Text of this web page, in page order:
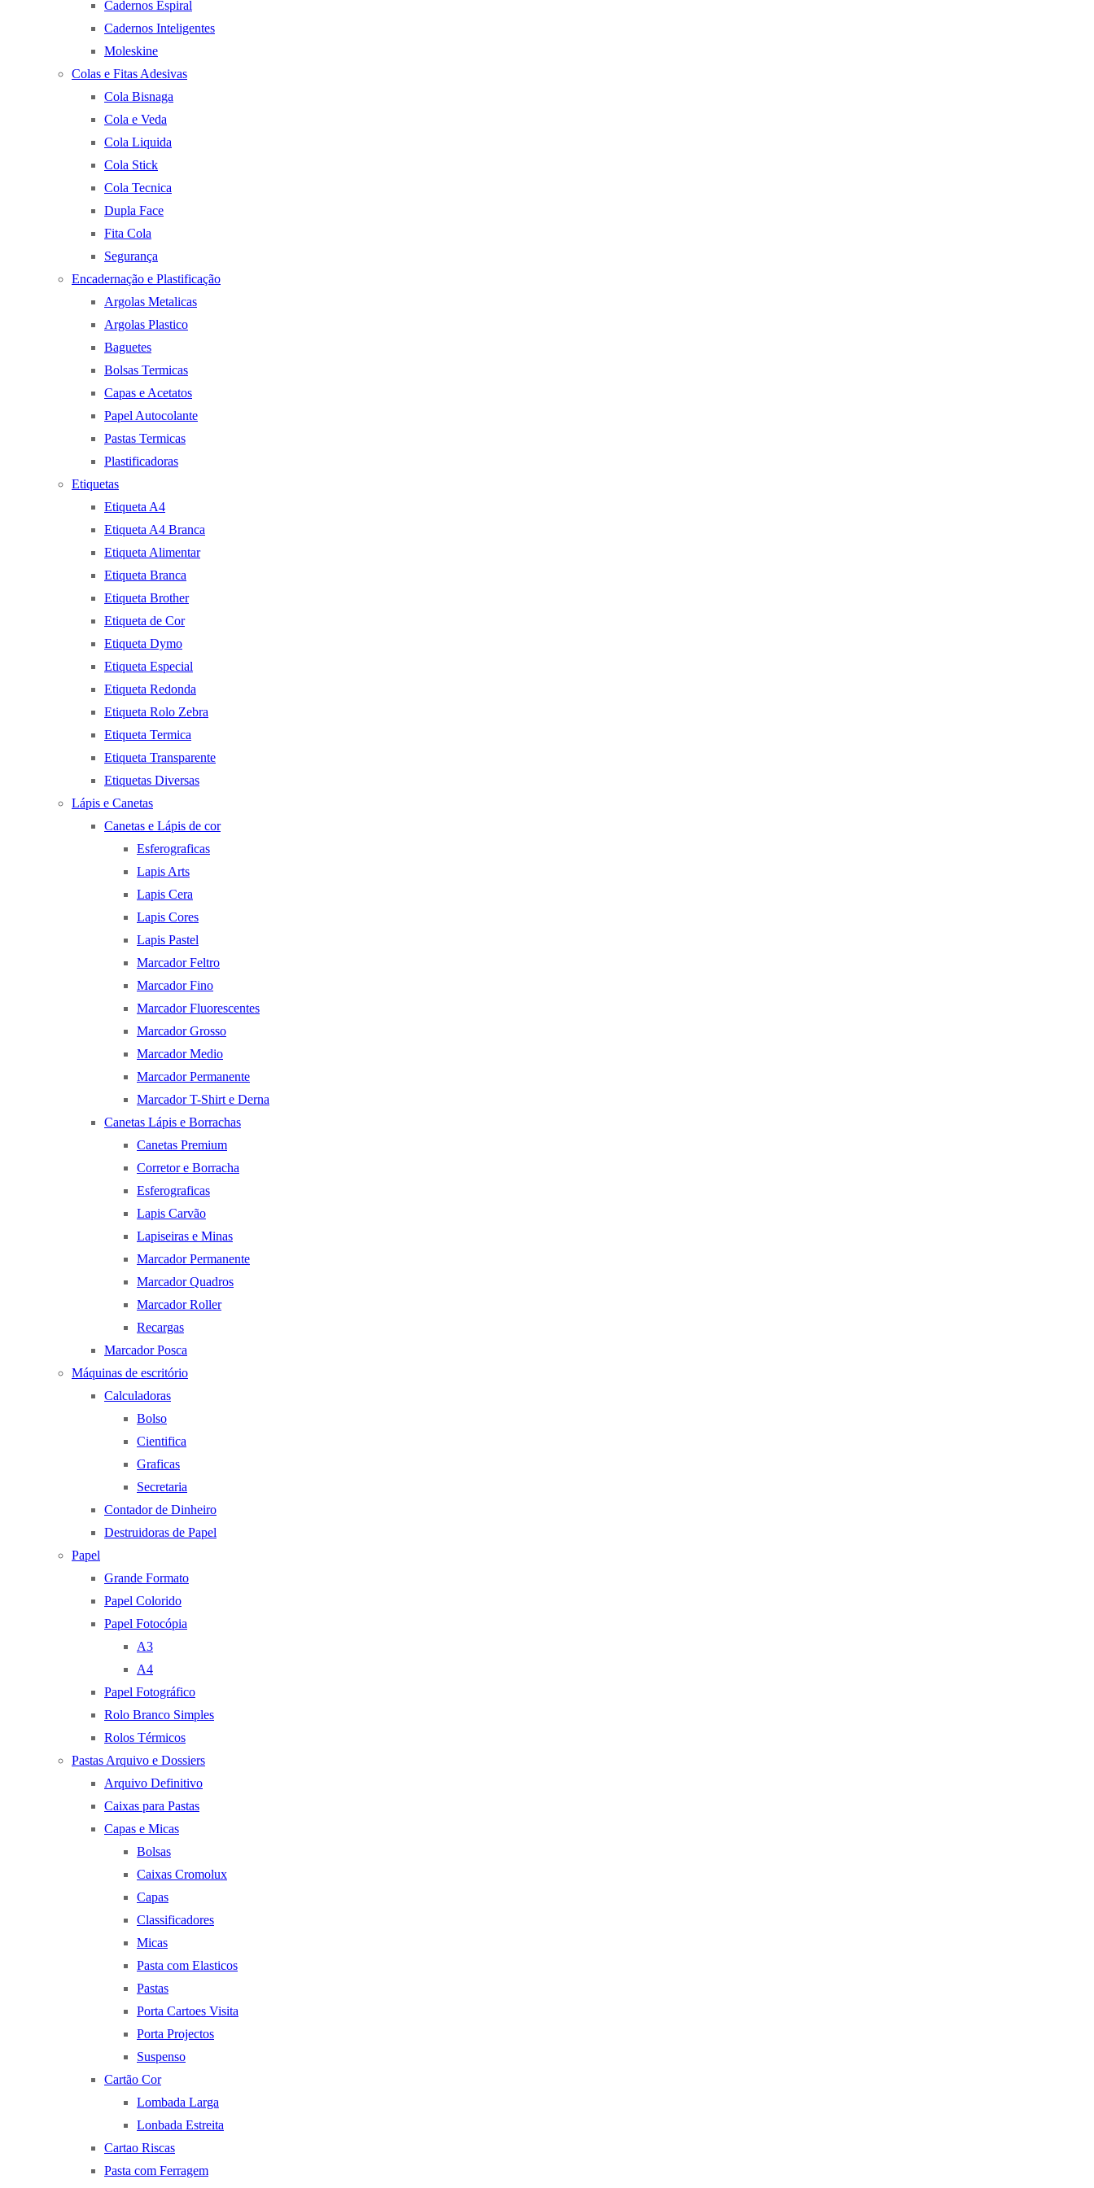
Cadernos Espiral
Cadernos Inteligentes
Moleskine
Colas e Fitas Adesivas
Cola Bisnaga
Cola e Veda
Cola Liquida
Cola Stick
Cola Tecnica
Dupla Face
Fita Cola
Segurança
Encadernação e Plastificação
Argolas Metalicas
Argolas Plastico
Baguetes
Bolsas Termicas
Capas e Acetatos
Papel Autocolante
Pastas Termicas
Plastificadoras
Etiquetas
Etiqueta A4
Etiqueta A4 Branca
Etiqueta Alimentar
Etiqueta Branca
Etiqueta Brother
Etiqueta de Cor
Etiqueta Dymo
Etiqueta Especial
Etiqueta Redonda
Etiqueta Rolo Zebra
Etiqueta Termica
Etiqueta Transparente
Etiquetas Diversas
Lápis e Canetas
Canetas e Lápis de cor
Esferograficas
Lapis Arts
Lapis Cera
Lapis Cores
Lapis Pastel
Marcador Feltro
Marcador Fino
Marcador Fluorescentes
Marcador Grosso
Marcador Medio
Marcador Permanente
Marcador T-Shirt e Derna
Canetas Lápis e Borrachas
Canetas Premium
Corretor e Borracha
Esferograficas
Lapis Carvão
Lapiseiras e Minas
Marcador Permanente
Marcador Quadros
Marcador Roller
Recargas
Marcador Posca
Máquinas de escritório
Calculadoras
Bolso
Cientifica
Graficas
Secretaria
Contador de Dinheiro
Destruidoras de Papel
Papel
Grande Formato
Papel Colorido
Papel Fotocópia
A3
A4
Papel Fotográfico
Rolo Branco Simples
Rolos Térmicos
Pastas Arquivo e Dossiers
Arquivo Definitivo
Caixas para Pastas
Capas e Micas
Bolsas
Caixas Cromolux
Capas
Classificadores
Micas
Pasta com Elasticos
Pastas
Porta Cartoes Visita
Porta Projectos
Suspenso
Cartão Cor
Lombada Larga
Lonbada Estreita
Cartao Riscas
Pasta com Ferragem